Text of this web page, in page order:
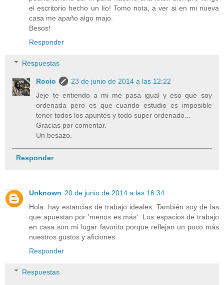
el escritorio hecho un lío! Tomo nota, a ver si en mi nueva
casa me apaño algo majo.
Besos!
Responder
Respuestas
Rocio
23 de junio de 2014 a las 12:22
Jeje te entiendo a mi me pasa igual y eso que soy
ordenada pero es que cuando estudio es imposible
tener todos los apuntes y todo super ordenado...
Gracias por comentar.
Un besazo.
Responder
Unknown 20 de junio de 2014 a las 16:34
Hola. hay estancias de trabajo ideales. También soy de las
que apuestan por 'menos es más'. Los espacios de trabajo
en casa son mi lugar favorito porque reflejan un poco más
nuestros gustos y aficiones.
Responder
Respuestas